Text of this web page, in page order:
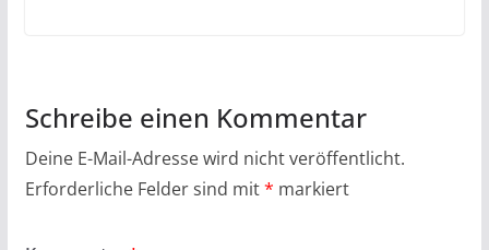
Schreibe einen Kommentar
Deine E-Mail-Adresse wird nicht veröffentlicht.
Erforderliche Felder sind mit* markiert